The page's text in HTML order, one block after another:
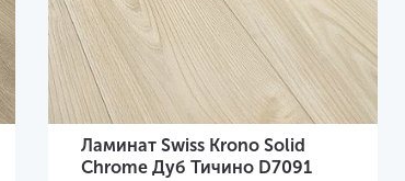
Ламинат Swiss Krono Solid
Chrome Дуб Тичино D7091